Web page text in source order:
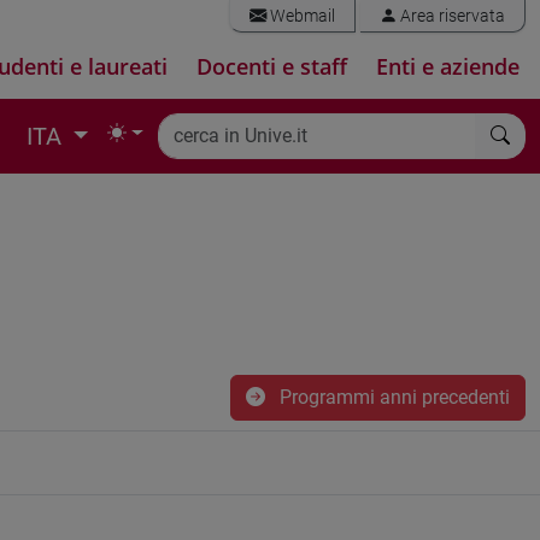
Webmail Area riservata
e laureati Docenti e staff Enti e aziende
ITA
Programmi anni precedenti